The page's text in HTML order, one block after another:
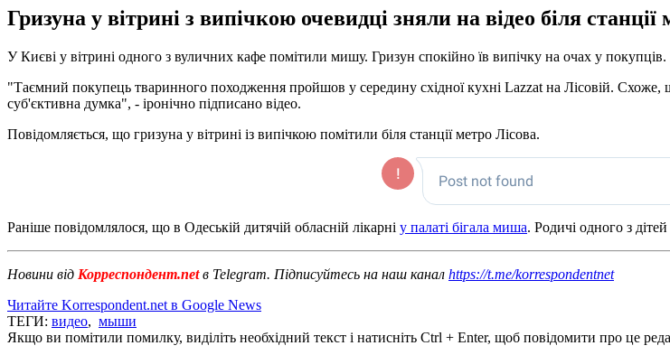
Гризуна у вітрині з випічкою очевидці зняли на відео біля
У Києві у вітрині одного з вуличних кафе помітили мишу. Гризун спокійно їв випічку на очах у
"Таємний покупець тваринного походження пройшов у середину східної кухні Lazzat на Лісовій.
суб'єктивна думка", - іронічно підписано відео.
Повідомляється, що гризуна у вітрині із випічкою помітили біля станції метро Лісова.
Раніше повідомлялося, що в Одеській дитячій обласній лікарні у палаті бігала миша. Родичі одного з
Новини від Корреспондент.netв Telegram. Підписуйтесь на наш канал https://t.me/korrespondentnet
Читайте Korrespondent.net в Google News
ТЕГИ: видео, мыши
Якщо ви помітили помилку, виділіть необхідний текст і натисніть Ctrl + Enter, щоб повідомити про це